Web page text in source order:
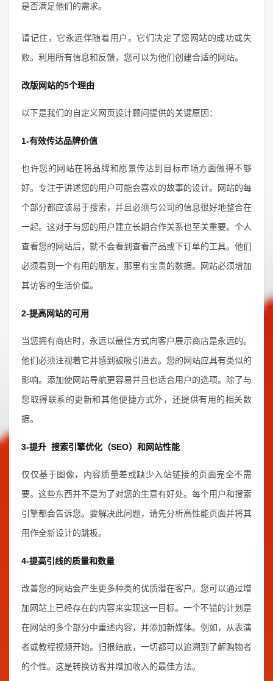
是否满足他们的需求。
请记住，它永远伴随着用户。它们决定了您网站的成功或失
败。利用所有信息和反馈，您可以为他们创建合适的网站。
改版网站的5个理由
以下是我们的自定义网页设计顾问提供的关键原因：
1-有效传达品牌价值
也许您的网站在将品牌和愿景传达到目标市场方面做得不够
好。专注于讲述您的用户可能会喜欢的故事的设计。网站的每
个部分都应该易于搜索，并且必须与公司的信息很好地整合在
一起。这对于与您的用户建立长期合作关系也至关重要。个人
查看您的网站后，就不会看到查看产品或下订单的工具。他们
必须看到一个有用的朋友，那里有宝贵的数据。网站必须增加
其访客的生活价值。
2-提高网站的可用
当您拥有商店时，永远以最佳方式向客户展示商店是永远的。
他们必须注视着它并感到被吸引进去。您的网站应具有类似的
影响。添加使网站导航更容易并且也适合用户的选项。除了与
您取得联系的更新和其他便捷方式外，还提供有用的相关数
据。
3-提升 搜索引擎优化（SEO） 和网站性能
仅仅基于图像，内容质量差或缺少入站链接的页面完全不需
要。这些东西并不是为了对您的生意有好处。每个用户和搜索
引擎都会告诉您。要解决此问题，请先分析高性能页面并将其
用作全新设计的跳板。
4-提高引线的质量和数量
改善您的网站会产生更多种类的优质潜在客户。您可以通过增
加网站上已经存在的内容来实现这一目标。一个不错的计划是
在网站的多个部分中重述内容，并添加新媒体。例如，从表演
者或教程视频开始。归根结底，一切都可以追溯到了解购物者
的个性。这是转换访客并增加收入的最佳方法。